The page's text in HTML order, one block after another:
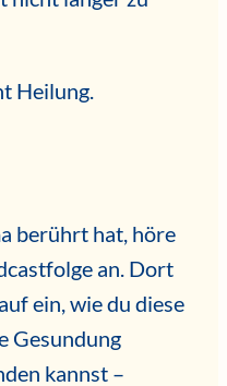
Heilung.
berührt hat, höre
an. Dort
ein, wie du diese
Gesundung
kannst –